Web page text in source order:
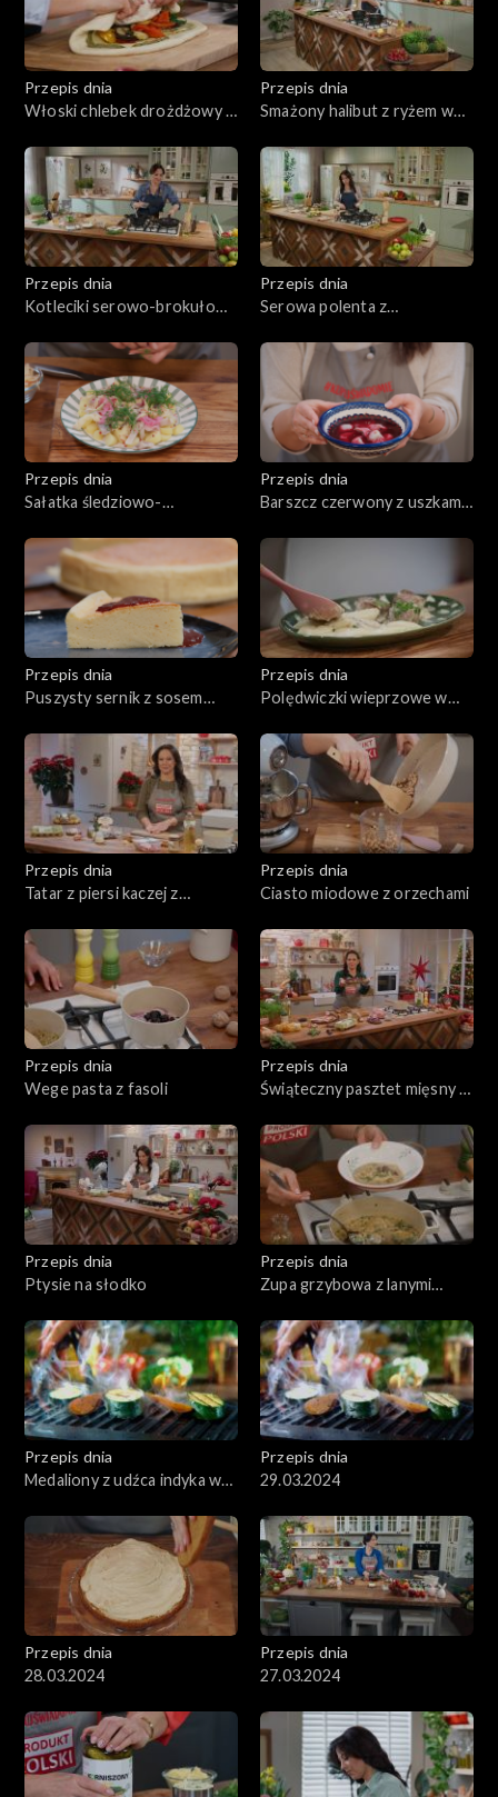
Przepis dnia
Włoski chlebek drożdżowy z
warzywami
Przepis dnia
Smażony halibut z ryżem w
Przepis dnia
Kotleciki serowo-brokułowe
Przepis dnia
Serowa polenta z
Przepis dnia
Sałatka śledziowo-
Przepis dnia
Barszcz czerwony z uszkami
Przepis dnia
Puszysty sernik z sosem
Przepis dnia
Polędwiczki wieprzowe w
kopytkami
Przepis dnia
Tatar z piersi kaczej z
Przepis dnia
Ciasto miodowe z orzechami
Przepis dnia
Wege pasta z fasoli
Przepis dnia
Świąteczny pasztet mięsny z
Przepis dnia
Ptysie na słodko
Przepis dnia
Zupa grzybowa z lanymi
Przepis dnia
Medaliony z udźca indyka w
Przepis dnia
29.03.2024
Przepis dnia
28.03.2024
Przepis dnia
27.03.2024